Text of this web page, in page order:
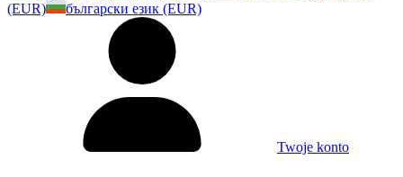
(EUR)
български език (EUR)
Twoje konto